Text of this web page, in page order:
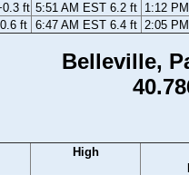
ft 5:51 AM EST 6.2 ft 1:12
ft 6:47 AM EST 6.4 ft 2:05
Belleville,
High